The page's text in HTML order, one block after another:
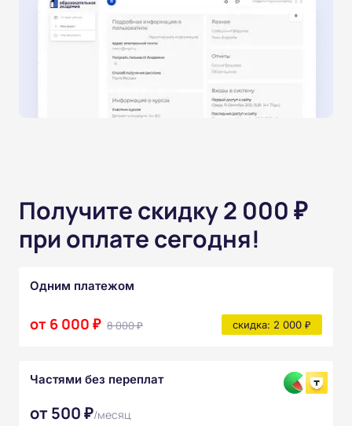
Получите скидку 2 000 ₽
при оплате сегодня!
Одним платежом
от 6 000 ₽ 8 000 ₽ скидка: 2 000 ₽
Частями без переплат
от 500 ₽/месяц